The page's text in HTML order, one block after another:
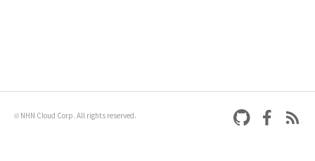
© NHN Cloud Corp. All rights reserved.